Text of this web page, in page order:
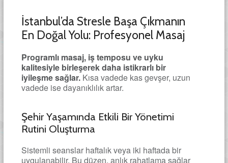
İstanbul’da Stresle Başa Çıkmanın
En Doğal Yolu: Profesyonel Masaj
Programlı masaj, iş temposu ve uyku
kalitesiyle birleşerek daha istikrarlı bir
iyileşme sağlar.Kısa vadede kas gevşer, uzun
vadede ise dayanıklılık artar.
Şehir Yaşamında Etkili Bir Yönetimi
Rutini Oluşturma
Sistemli seanslar haftalık veya iki haftada bir
uygulanabilir. Bu düzen, anlık rahatlama sağlar